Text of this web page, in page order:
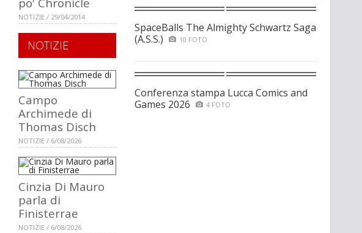
NOTIZIE / 29/04/2014
NOTIZIE
Campo
Archimede di
Thomas Disch
NOTIZIE / 6/08/2026
Cinzia Di Mauro
parla di
Finisterrae
NOTIZIE / 6/08/2026
SpaceBalls The Almighty Schwartz Saga
(A.S.S.)
10 FOTO
Conferenza stampa Lucca Comics and
Games 2026
4 FOTO